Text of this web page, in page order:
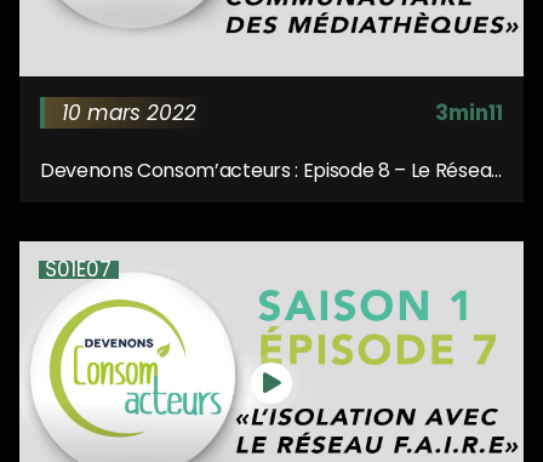
10 mars 2022 3min11
Devenons Consom’acteurs : Episode 8 – Le Réseau
S01E07